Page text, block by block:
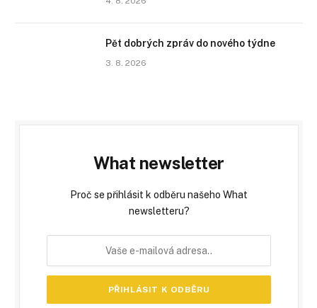
Pět dobrých zpráv do nového týdne
3. 8. 2026
What newsletter
Proč se přihlásit k odběru našeho What
newsletteru?